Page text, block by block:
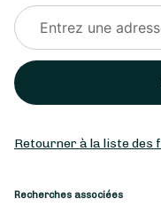
Retourner à la liste des
Recherches associées